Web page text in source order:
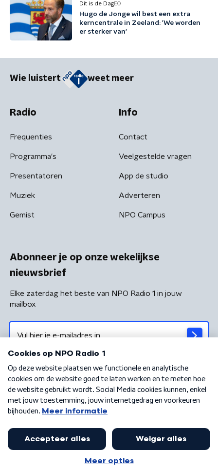
Dit is de DagEO
Hugo de Jonge wil best een extra
kerncentrale in Zeeland: 'We worden
er sterker van'
Wie luistert weet meer
Radio
Frequenties
Programma's
Presentatoren
Muziek
Gemist
Info
Contact
Veelgestelde vragen
App de studio
Adverteren
NPO Campus
Abonneer je op onze wekelijkse
nieuwsbrief
Elke zaterdag het beste van NPO Radio 1 in jouw
mailbox
Algemene voorwaarden